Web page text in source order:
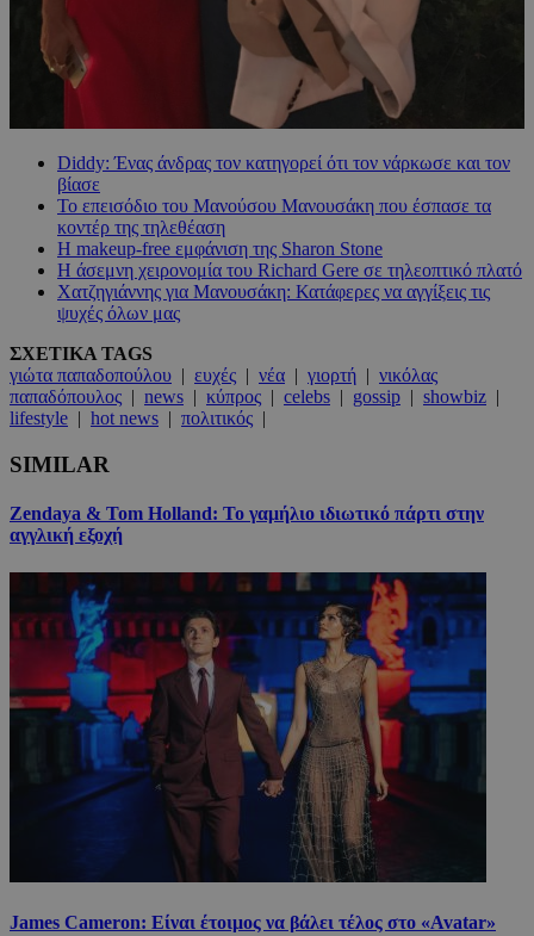
Diddy: Ένας άνδρας τον κατηγορεί ότι τον νάρκωσε και τον
βίασε
Το επεισόδιο του Μανούσου Μανουσάκη που έσπασε τα
κοντέρ της τηλεθέαση
Η makeup-free εμφάνιση της Sharon Stone
Η άσεμνη χειρονομία του Richard Gere σε τηλεοπτικό πλατό
Χατζηγιάννης για Μανουσάκη: Κατάφερες να αγγίξεις τις
ψυχές όλων μας
ΣΧΕΤΙΚΑ TAGS
γιώτα παπαδοπούλου | ευχές | νέα | γιορτή | νικόλας
παπαδόπουλος | news | κύπρος | celebs | gossip | showbiz |
lifestyle | hot news | πολιτικός |
SIMILAR
Zendaya & Tom Holland: Το γαμήλιο ιδιωτικό πάρτι στην
αγγλική εξοχή
James Cameron: Είναι έτοιμος να βάλει τέλος στο «Avatar»